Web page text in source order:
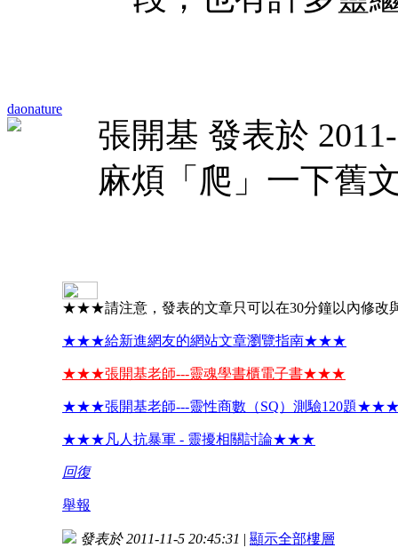
daonature
張開基 發表於
麻煩「爬」一下舊
★★★請注意，發表的文章只可以在30分鐘以內修
★★★給新進網友的網站文章瀏覽指南★★★
★★★張開基老師---靈魂學書櫃電子書★★★
★★★張開基老師---靈性商數（SQ）測驗120題
★★★凡人抗暴軍 - 靈擾相關討論★★★
回復
舉報
發表於 2011-11-5 20:45:31 | 顯示全部樓層